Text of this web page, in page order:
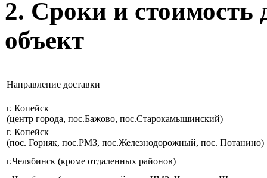
2. Сроки и стоимость
объект
Направление доставки
г. Копейск
(центр города, пос.Бажово, пос.Старокамышинский)
г. Копейск
(пос. Горняк, пос.РМЗ, пос.Железнодорожный, пос. Потанино)
г.Челябинск (кроме отдаленных районов)